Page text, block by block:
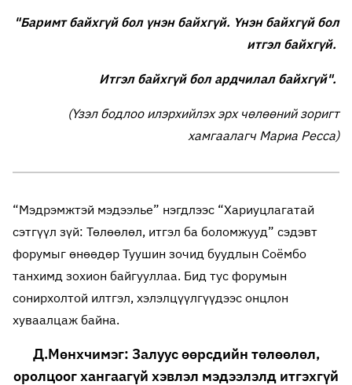
"Баримт байхгүй бол үнэн байхгүй. Үнэн байхгүй бол
итгэл байхгүй.
Итгэл байхгүй бол ардчилал байхгүй".
(Үзэл бодлоо илэрхийлэх эрх чөлөөний зоригт
хамгаалагч Мариа Ресса)
“Мэдрэмжтэй мэдээлье” нэгдлээс “Хариуцлагатай
сэтгүүл зүй: Төлөөлөл, итгэл ба боломжууд” сэдэвт
форумыг өнөөдөр Туушин зочид буудлын Соёмбо
танхимд зохион байгууллаа. Бид тус форумын
сонирхолтой илтгэл, хэлэлцүүлгүүдээс онцлон
хуваалцаж байна.
Д.Мөнхчимэг: Залуус өөрсдийн төлөөлөл,
оролцоог хангаагүй хэвлэл мэдээлэлд итгэхгүй